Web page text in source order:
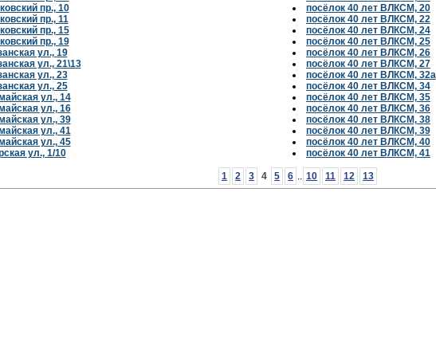
пр., 10
посёлок 40 лет ВЛКСМ, 20
пр., 11
посёлок 40 лет ВЛКСМ, 22
пр., 15
посёлок 40 лет ВЛКСМ, 24
пр., 19
посёлок 40 лет ВЛКСМ, 25
ул., 19
посёлок 40 лет ВЛКСМ, 26
ул., 21\13
посёлок 40 лет ВЛКСМ, 27
ул., 23
посёлок 40 лет ВЛКСМ, 32а
ул., 25
посёлок 40 лет ВЛКСМ, 34
ул., 14
посёлок 40 лет ВЛКСМ, 35
ул., 16
посёлок 40 лет ВЛКСМ, 36
ул., 39
посёлок 40 лет ВЛКСМ, 38
ул., 41
посёлок 40 лет ВЛКСМ, 39
ул., 45
посёлок 40 лет ВЛКСМ, 40
ул., 1/10
посёлок 40 лет ВЛКСМ, 41
1 2 3 4 5 6 10 11 12 13